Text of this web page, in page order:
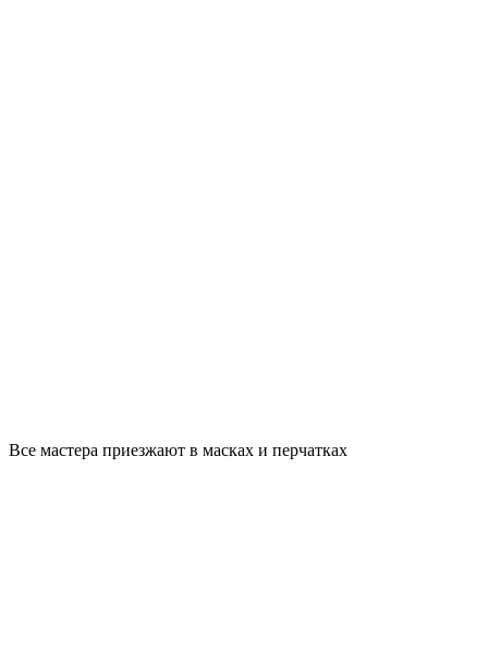
Все мастера приезжают в масках и перчатках